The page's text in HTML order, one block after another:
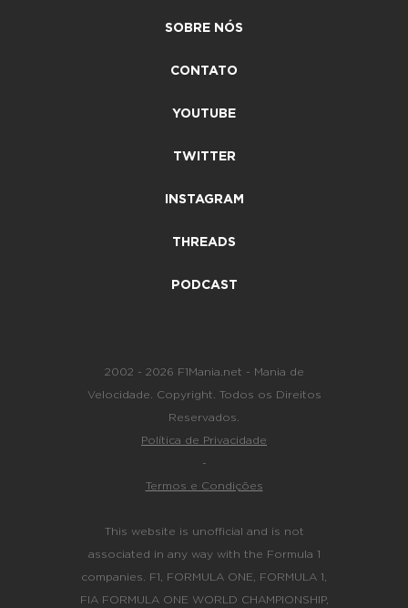
SOBRE NÓS
CONTATO
YOUTUBE
TWITTER
INSTAGRAM
THREADS
PODCAST
2002 - 2026 F1Mania.net - Mania de
Velocidade. Copyright. Todos os Direitos
Reservados.
Política de Privacidade
-
Termos e Condições
This website is unofficial and is not
associated in any way with the Formula 1
companies. F1, FORMULA ONE, FORMULA 1,
FIA FORMULA ONE WORLD CHAMPIONSHIP,